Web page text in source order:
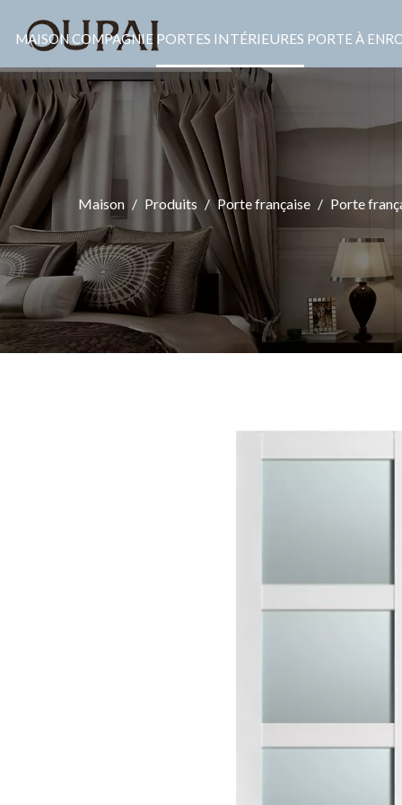
MAISON COMPAGNIE PORTES INTÉRIEURES PORTE À
Maison / Produits / Porte française / Porte